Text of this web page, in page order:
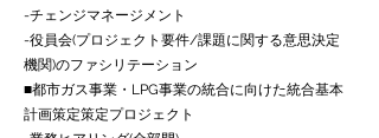
-チェンジマネージメント
-役員会(プロジェクト要件/課題に関する意思決定
機関)のファシリテーション
■都市ガス事業・LPG事業の統合に向けた統合基本
計画策定策定プロジェクト